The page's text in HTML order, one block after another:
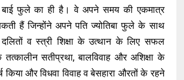
बाई फुले का ही है। वे अपने समय की एकमात्र
हैं जिन्होंने अपने पति ज्योतिबा फुले के साथ
व स्त्री शिक्षा के उत्थान के लिए सफल
तत्कालीन सतीप्रथा, बालविवाह और अशिक्षा के
किया और विधवा विवाह व बेसहारा औरतों के रहने